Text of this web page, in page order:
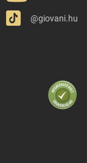
@giovani.hu